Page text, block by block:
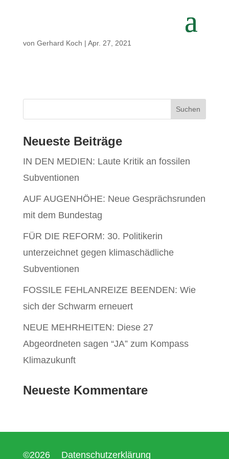
von Gerhard Koch | Apr. 27, 2021
Neueste Beiträge
IN DEN MEDIEN: Laute Kritik an fossilen
Subventionen
AUF AUGENHÖHE: Neue Gesprächsrunden
mit dem Bundestag
FÜR DIE REFORM: 30. Politikerin
unterzeichnet gegen klimaschädliche
Subventionen
FOSSILE FEHLANREIZE BEENDEN: Wie
sich der Schwarm erneuert
NEUE MEHRHEITEN: Diese 27
Abgeordneten sagen “JA” zum Kompass
Klimazukunft
Neueste Kommentare
©2026 Datenschutzerklärung